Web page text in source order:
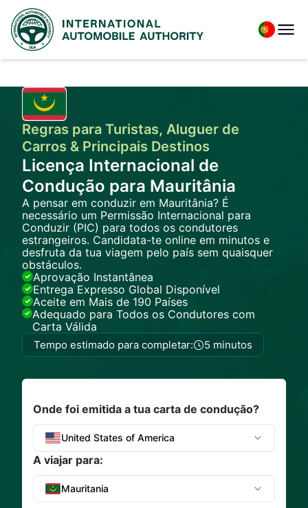
Regras para Turistas, Aluguer de
Carros & Principais Destinos
Licença Internacional de
Condução para Mauritânia
A pensar em conduzir em Mauritânia? É
necessário um Permissão Internacional para
Conduzir (PIC) para todos os condutores
estrangeiros. Candidata-te online em minutos e
desfruta da tua viagem pelo país sem quaisquer
obstáculos.
Aprovação Instantânea
Entrega Expresso Global Disponível
Aceite em Mais de 190 Países
Adequado para Todos os Condutores com
Carta Válida
Tempo estimado para completar: 5 minutos
Onde foi emitida a tua carta de condução?
United States of America
A viajar para:
Mauritania